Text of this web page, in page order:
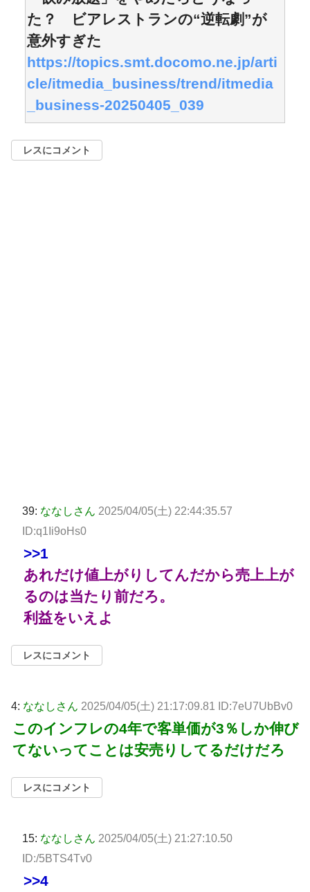
た？ ビアレストランの“逆転劇”が
意外すぎた
https://topics.smt.docomo.ne.jp/arti
cle/itmedia_business/trend/itmedia
_business-20250405_039
レスにコメント
39: ななしさん 2025/04/05(土) 22:44:35.57
ID:q1Ii9oHs0
>>1
あれだけ値上がりしてんだから売上上が
るのは当たり前だろ。
利益をいえよ
レスにコメント
4: ななしさん 2025/04/05(土) 21:17:09.81 ID:7eU7UbBv0
このインフレの4年で客単価が3％しか伸び
てないってことは安売りしてるだけだろ
レスにコメント
15: ななしさん 2025/04/05(土) 21:27:10.50
ID:/5BTS4Tv0
>>4